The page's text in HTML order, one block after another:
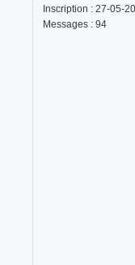
Inscription : 27-05-
Messages : 94